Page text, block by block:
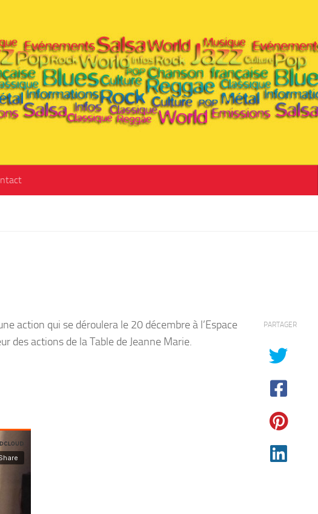
action qui se déroulera le 20 décembre à l’Espace
des actions de la Table de Jeanne Marie.
PARTAGER